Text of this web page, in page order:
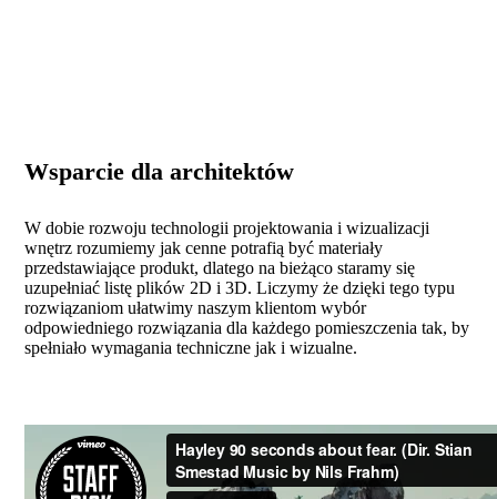
Wsparcie dla architektów
W dobie rozwoju technologii projektowania i wizualizacji
wnętrz rozumiemy jak cenne potrafią być materiały
przedstawiające produkt, dlatego na bieżąco staramy się
uzupełniać listę plików 2D i 3D. Liczymy że dzięki tego typu
rozwiązaniom ułatwimy naszym klientom wybór
odpowiedniego rozwiązania dla każdego pomieszczenia tak, by
spełniało wymagania techniczne jak i wizualne.